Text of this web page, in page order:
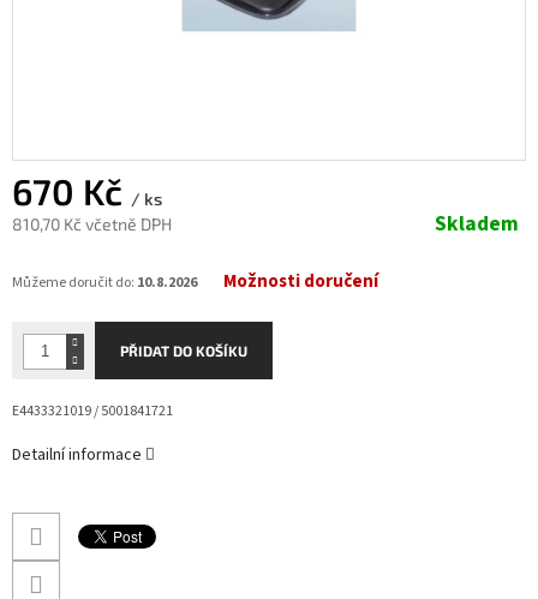
670 Kč / ks
810,70 Kč včetně DPH
cena:
Skladem
Můžeme doručit do: 10.8.2026 Možnosti doručení
PŘIDAT DO KOŠÍKU
E4433321019 / 5001841721
Detailní informace